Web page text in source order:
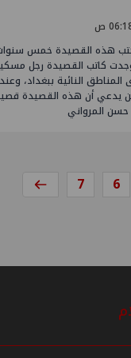
هذه القصيدة خمس
كاتب القصيدة رجل
النائية ببغداد،
كل من يدعي أن هذه القصيدة
حسن المرواني
6
7